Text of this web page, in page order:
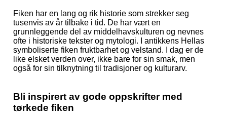
Fiken har en lang og rik historie som strekker seg
tusenvis av år tilbake i tid. De har vært en
grunnleggende del av middelhavskulturen og nevnes
ofte i historiske tekster og mytologi. I antikkens Hellas
symboliserte fiken fruktbarhet og velstand. I dag er de
like elsket verden over, ikke bare for sin smak, men
også for sin tilknytning til tradisjoner og kulturarv.
Bli inspirert av gode oppskrifter med
tørkede fiken